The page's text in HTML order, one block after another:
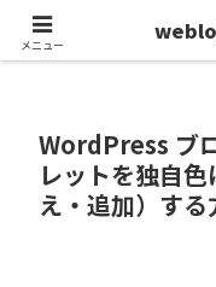
ホーム モノづくり
WordPress ブ
レットを独自
え・追加）する
メニュー